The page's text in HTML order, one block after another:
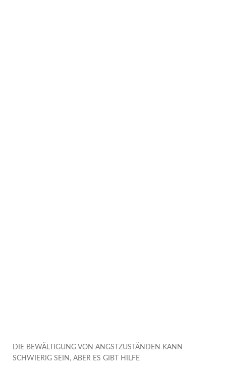
DIE BEWÄLTIGUNG VON ANGSTZUSTÄNDEN KANN
SCHWIERIG SEIN, ABER ES GIBT HILFE